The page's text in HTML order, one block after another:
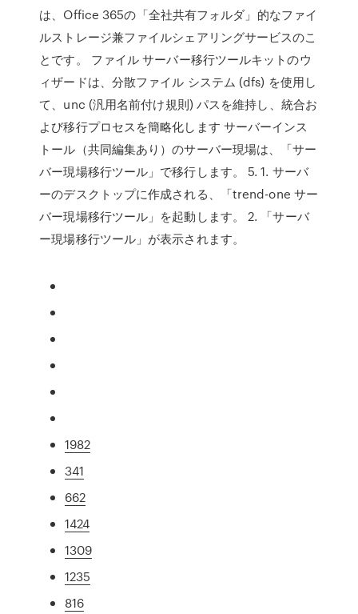
は、Office 365の「全社共有フォルダ」的なファイ
ルストレージ兼ファイルシェアリングサービスのこ
とです。 ファイル サーバー移行ツールキットのウ
ィザードは、分散ファイル システム (dfs) を使用し
て、unc (汎用名前付け規則) パスを維持し、統合お
よび移行プロセスを簡略化します サーバーインス
トール（共同編集あり）のサーバー現場は、「サー
バー現場移行ツール」で移行します。 5. 1. サーバ
ーのデスクトップに作成される、「trend-one サー
バー現場移行ツール」を起動します。 2. 「サーバ
ー現場移行ツール」が表示されます。
1982
341
662
1424
1309
1235
816